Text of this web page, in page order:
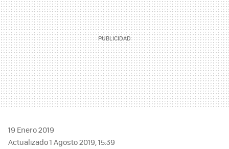
19 Enero 2019
Actualizado 1 Agosto 2019, 15:39